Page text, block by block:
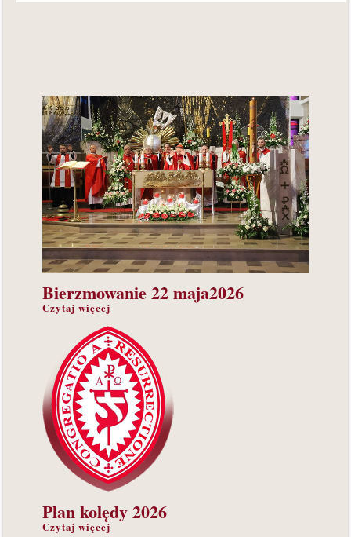
Bierzmowanie22 maja2026
Czytaj więcej
Plankolędy 2026
Czytaj więcej